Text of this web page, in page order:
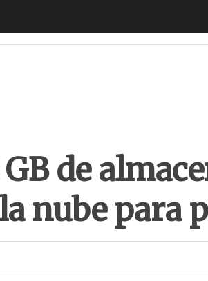
de
nube para